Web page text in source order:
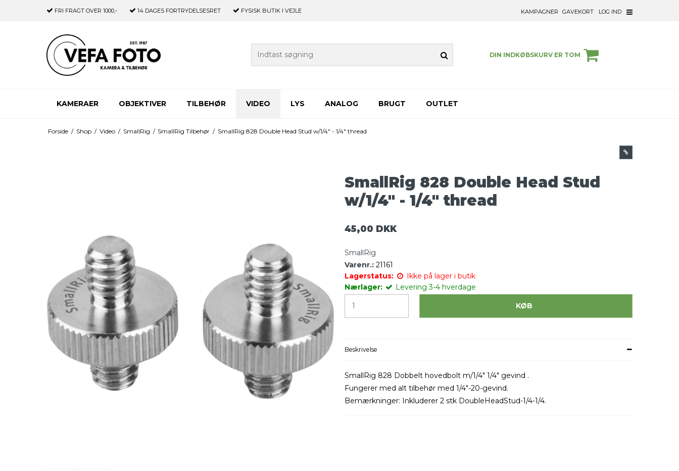
FRI FRAGT OVER 1000,- 14 DAGES FORTRYDELSESRET FYSISK BUTIK I VEJLE KAMPAGNER GAVEKORT LOG IND
DIN INDKØBSKURV ER TOM
KAMERAER OBJEKTIVER TILBEHØR VIDEO LYS ANALOG BRUGT OUTLET
Forside / Shop / Video / SmallRig / SmallRig Tilbehør / SmallRig 828 Double Head Stud w/1/4" - 1/4" thread
SmallRig 828 Double Head Stud
w/1/4" - 1/4" thread
45,00 DKK
SmallRig
Varenr.: 21161
Lagerstatus:
Ikke på lager i butik
Nærlager:
Levering 3-4 hverdage
KØB
Beskrivelse
SmallRig 828 Dobbelt hovedbolt m/1/4" 1/4" gevind .
Fungerer med alt tilbehør med 1/4"-20-gevind.
Bemærkninger: Inkluderer 2 stk DoubleHeadStud-1/4-1/4.